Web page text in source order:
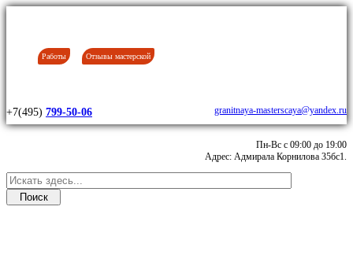
Работы Отзывы мастерской
+7(495) 799-50-06 granitnaya-masterscaya@yandex.ru
Пн-Вс с 09:00 до 19:00
Адрес: Адмирала Корнилова 35бс1.